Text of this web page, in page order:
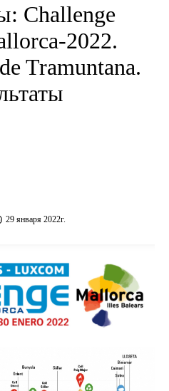
Challenge
2022.
Tramuntana.
29 января 2022г.